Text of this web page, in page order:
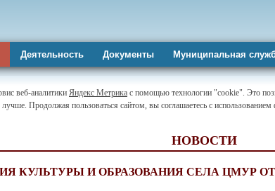
Деятельность Документы Муниципальная
веб-аналитики Яндекс Метрика с помощью технологии "cookie". Это
лучше. Продолжая пользоваться сайтом, вы соглашаетесь с
НОВОСТИ
КУЛЬТУРЫ И ОБРАЗОВАНИЯ СЕЛА ЦМУР